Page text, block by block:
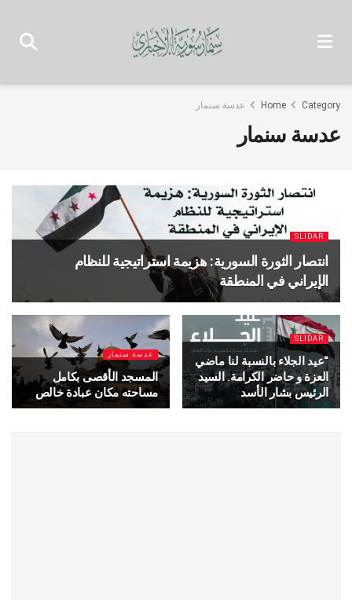
Home Category عدسة سنمار
عدسة سنمار
SLIDAR
انتصار الثورة السورية: هزيمة استراتيجية للنظام
الإیراني‌ في المنطقة
SLIDAR
“عيد الجلاء بالنسبة لنا ماضي
العزة و حاضر الكرامة. السيد
الرئيس بشار الأسد
عدسة سنمار
المسجد الأقصى بكامل
مساحته مكان عبادة خالص